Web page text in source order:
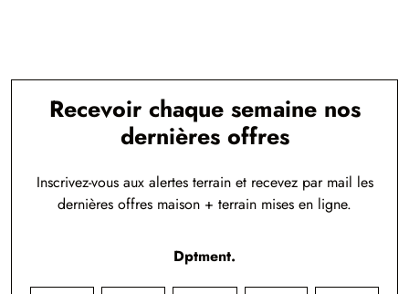
Recevoir chaque semaine nos
dernières offres
Inscrivez-vous aux alertes terrain et recevez par mail les
dernières offres maison + terrain mises en ligne.
Dptment.